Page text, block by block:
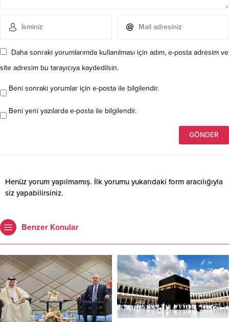
Daha sonraki yorumlarımda kullanılması için adım, e-posta adresim ve
site adresim bu tarayıcıya kaydedilsin.
Beni sonraki yorumlar için e-posta ile bilgilendir.
Beni yeni yazılarda e-posta ile bilgilendir.
Henüz yorum yapılmamış. İlk yorumu yukarıdaki form aracılığıyla
siz yapabilirsiniz.
Benzer Konular